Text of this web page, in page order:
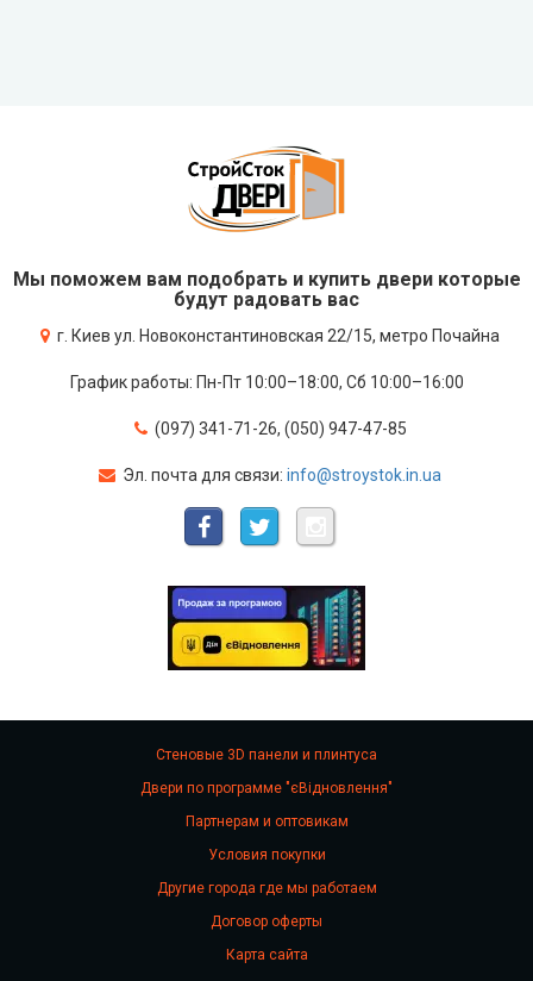
Мы поможем вам подобрать и купить двери которые
будут радовать вас
г. Киев ул. Новоконстантиновская 22/15, метро Почайна
График работы: Пн-Пт 10:00–18:00, Сб 10:00–16:00
(097) 341-71-26, (050) 947-47-85
Эл. почта для связи: info@stroystok.in.ua
Стеновые 3D панели и плинтуса
Двери по программе "єВідновлення"
Партнерам и оптовикам
Условия покупки
Другие города где мы работаем
Договор оферты
Карта сайта